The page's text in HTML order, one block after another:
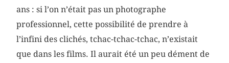
ans : si l’on n’était pas un photographe
professionnel, cette possibilité de prendre à
l’infini des clichés, tchac-tchac-tchac, n’existait
que dans les films. Il aurait été un peu dément de